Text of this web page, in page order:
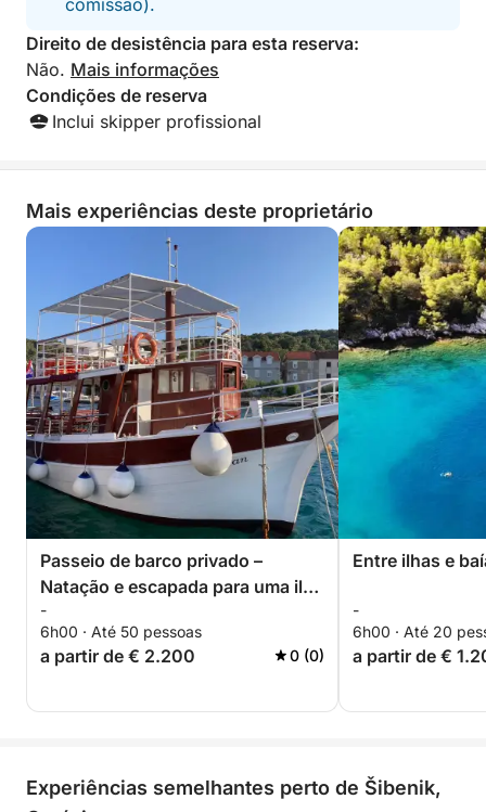
experiência autêntica de passeio entre ilhas, este
passeio de lancha oferece uma maneira
verdadeiramente personalizada de descobrir a
beleza do litoral de Šibenik.
comissão).
Direito de desistência para esta reserva:
Não. Mais informações
Condições de reserva
Inclui skipper profissional
Mais experiências deste proprietário
Passeio de barco privado –
Natação e escapada para uma ilha
paradisíaca
-
6h00 · Até 50 pessoas
a partir de € 2.200 0 (0)
Entre ilhas e
-
6h00 · Até 20
a partir de €
Experiências semelhantes perto de Šibenik,